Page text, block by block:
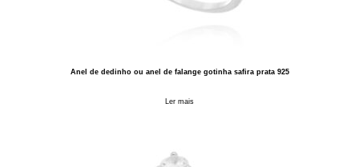
Anel de dedinho ou anel de falange gotinha safira prata 925
Ler mais